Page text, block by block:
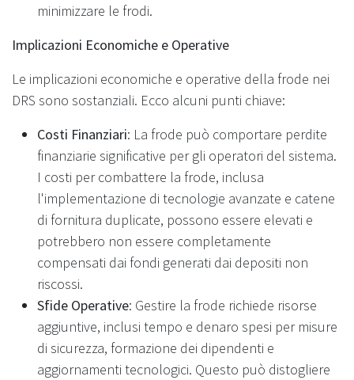
minimizzare le frodi.
Implicazioni Economiche e Operative
Le implicazioni economiche e operative della frode nei
DRS sono sostanziali. Ecco alcuni punti chiave:
Costi Finanziari: La frode può comportare perdite
finanziarie significative per gli operatori del sistema.
I costi per combattere la frode, inclusa
l'implementazione di tecnologie avanzate e catene
di fornitura duplicate, possono essere elevati e
potrebbero non essere completamente
compensati dai fondi generati dai depositi non
riscossi.
Sfide Operative: Gestire la frode richiede risorse
aggiuntive, inclusi tempo e denaro spesi per misure
di sicurezza, formazione dei dipendenti e
aggiornamenti tecnologici. Questo può distogliere